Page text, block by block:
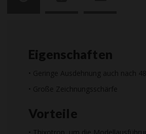
Eigenschaften
• Geringe Ausdehnung auch nach
• Große Zeichnungsschärfe
Vorteile